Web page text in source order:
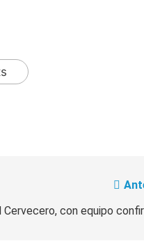
Cervecero, con equipo